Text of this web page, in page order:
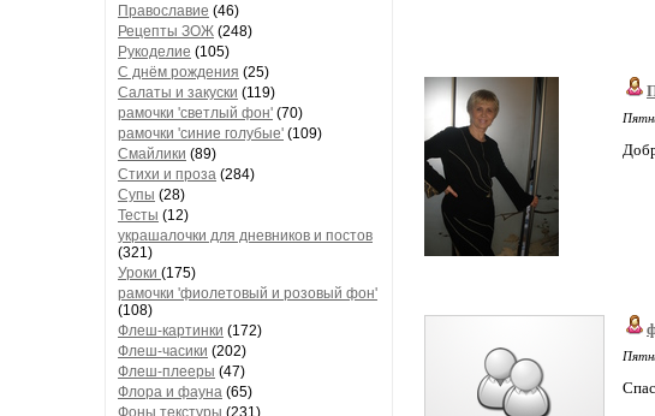
Православие (46)
Рецепты ЗОЖ (248)
Рукоделие (105)
С днём рождения (25)
Салаты и закуски (119)
рамочки 'светлый фон' (70)
рамочки 'синие голубые' (109)
Смайлики (89)
Стихи и проза (284)
Супы (28)
Тесты (12)
украшалочки для дневников и постов
(321)
Уроки (175)
рамочки 'фиолетовый и розовый фон'
(108)
Флеш-картинки (172)
Флеш-часики (202)
Флеш-плееры (47)
Флора и фауна (65)
Фоны текстуры (231)